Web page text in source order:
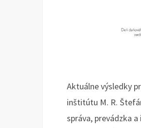
Aktuálne výsledky
inštitútu M. R.
správa, prevádzka